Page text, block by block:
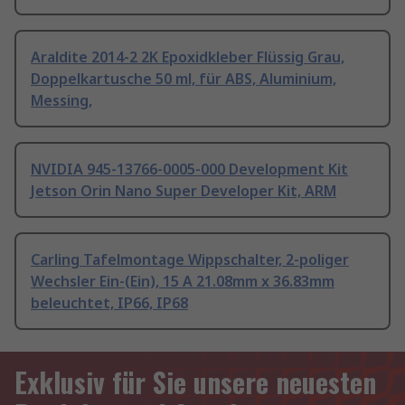
Araldite 2014-2 2K Epoxidkleber Flüssig Grau,
Doppelkartusche 50 ml, für ABS, Aluminium,
Messing,
NVIDIA 945-13766-0005-000 Development Kit
Jetson Orin Nano Super Developer Kit, ARM
Carling Tafelmontage Wippschalter, 2-poliger
Wechsler Ein-(Ein), 15 A 21.08mm x 36.83mm
beleuchtet, IP66, IP68
Exklusiv für Sie unsere neuesten